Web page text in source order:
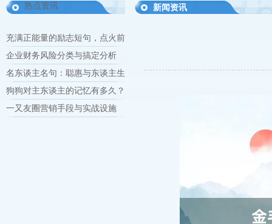
热点资讯
充满正能量的励志短句，点火前
企业财务风险分类与搞定分析
名东谈主名句：聪惠与东谈主生
狗狗对主东谈主的记忆有多久？
一又友圈营销手段与实战设施
新闻资讯